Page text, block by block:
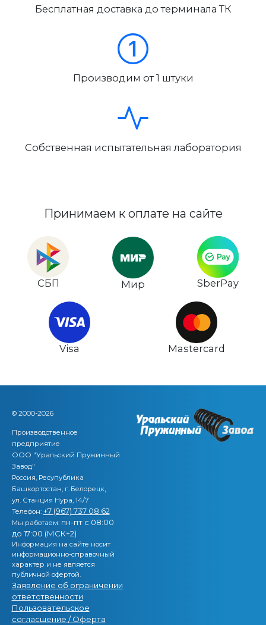
Бесплатная доставка до терминала ТК
Производим от 1 штуки
Собственная испытательная лаборатория
Принимаем к оплате на сайте
СБП Мир SberPay
Visa Mastercard
© 2000-2026
Производственное
предприятие
ООО "Уральский Пружинный
Завод"
Россия, Ресупублика
Башкортостан, г. Белорецк,
ул. Станция Нура, 14/7
Телефон: +7 (967) 737 08 62
Мы работаем: пн-пт с 08:00
до 17:00 (МСК+2)
Информация на сайте носит
информационно-справочный
характер и не является
публичной офертой.
Заявление об ограничении
ответственности
Пользовательское
согласшение / Оферта